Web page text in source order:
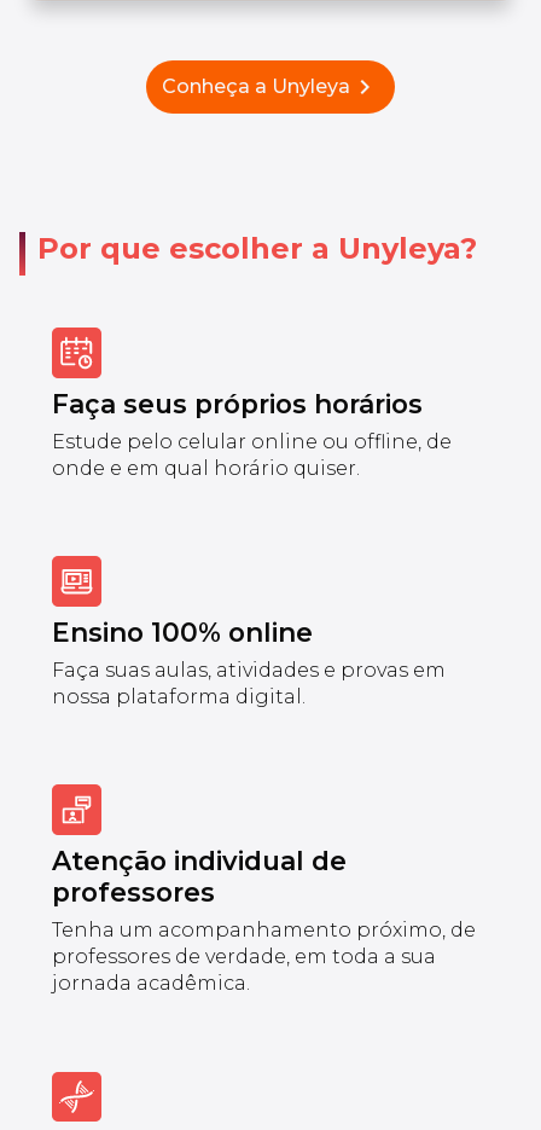
Conheça a Unyleya chevron_right
Por que escolher a Unyleya?
Faça seus próprios horários
Estude pelo celular online ou offline, de
onde e em qual horário quiser.
Ensino 100% online
Faça suas aulas, atividades e provas em
nossa plataforma digital.
Atenção individual de
professores
Tenha um acompanhamento próximo, de
professores de verdade, em toda a sua
jornada acadêmica.